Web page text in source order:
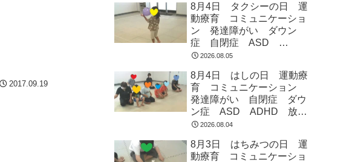
2017.09.19
市 つくばみらい市 坂東
市 守谷市
8月4日 タクシーの日 運
動療育 コミュニケーショ
ン 発達障がい ダウン
症 自閉症 ASD
ADHD 児童発達支援 放
市 つくばみらい市 坂東
市 守谷市
2026.08.05
8月4日 はしの日 運動療
育 コミュニケーション
発達障がい 自閉症 ダウ
ン症 ASD ADHD 放課
後等デイサービス 児童発
らい市 坂東市 守谷市
2026.08.04
8月3日 はちみつの日 運
動療育 コミュニケーショ